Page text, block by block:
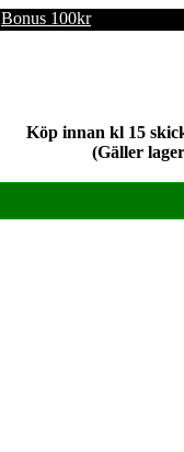
Bonus 100kr
Köp innan kl 15
(Gäller